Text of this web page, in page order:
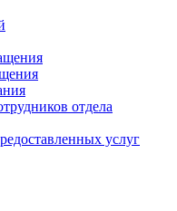
отдела
услуг